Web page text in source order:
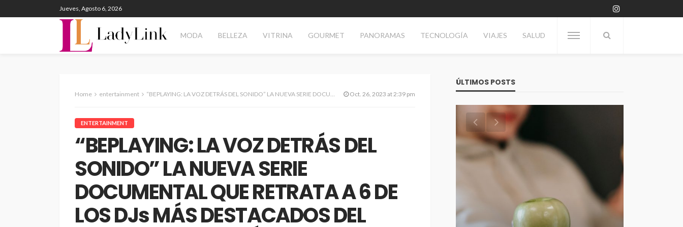
Jueves, Agosto 6, 2026
MODA BELLEZA VITRINA GOURMET PANORAMAS TECNOLOGÍA VIAJES SALUD
Home entertainment “BEPLAYING: LA VOZ DETRÁS DEL SONIDO” LA NUEVA SERIE DOCUMENTAL QUE RETRATA A 6 DE LOS DJs MÁS DESTACADOS DEL MUNDO ESTRENARÁ EN STAR+ EL 25 DE OCTUBRE Oct. 26, 2023 at 2:39 pm
ENTERTAINMENT
“BEPLAYING: LA VOZ DETRÁS DEL
SONIDO” LA NUEVA SERIE
DOCUMENTAL QUE RETRATA A 6 DE
LOS DJs MÁS DESTACADOS DEL
ÚLTIMOS POSTS
Día del Enólogo: Por qué se